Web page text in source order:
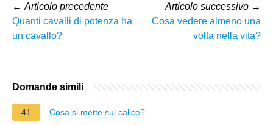
← Articolo precedente
Quanti cavalli di potenza ha
un cavallo?
Articolo successivo →
Cosa vedere almeno una
volta nella vita?
Domande simili
41 Cosa si mette sul calice?